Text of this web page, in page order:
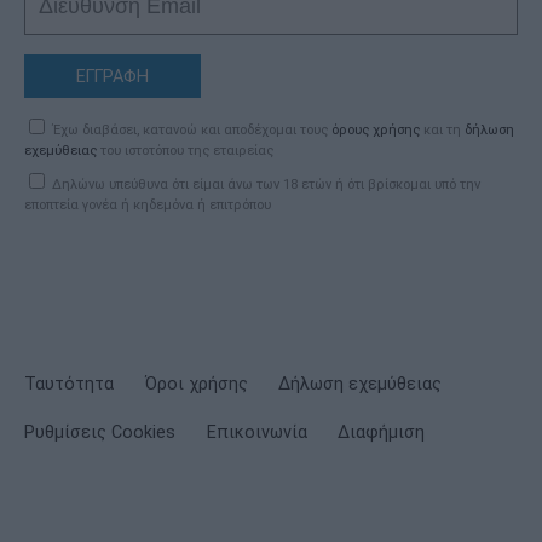
ΕΓΓΡΑΦΗ
Έχω διαβάσει, κατανοώ και αποδέχομαι τους όρους χρήσης και τη δήλωση
εχεμύθειας του ιστοτόπου της εταιρείας
Δηλώνω υπεύθυνα ότι είμαι άνω των 18 ετών ή ότι βρίσκομαι υπό την
εποπτεία γονέα ή κηδεμόνα ή επιτρόπου
Ταυτότητα Όροι χρήσης Δήλωση εχεμύθειας
Ρυθμίσεις Cookies Επικοινωνία Διαφήμιση